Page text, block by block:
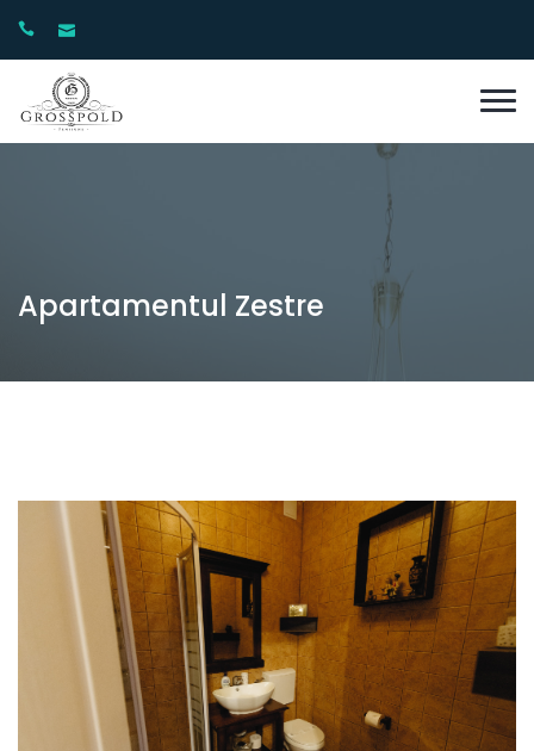
Apartamentul Zestre